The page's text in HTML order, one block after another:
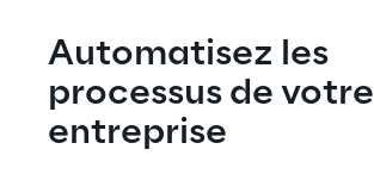
Automatisez les
processus de votre
entreprise